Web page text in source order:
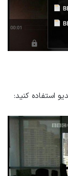
استفاده کنید: